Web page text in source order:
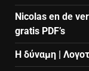
Nicolas en de
gratis PDF’s
Η δύναμη |